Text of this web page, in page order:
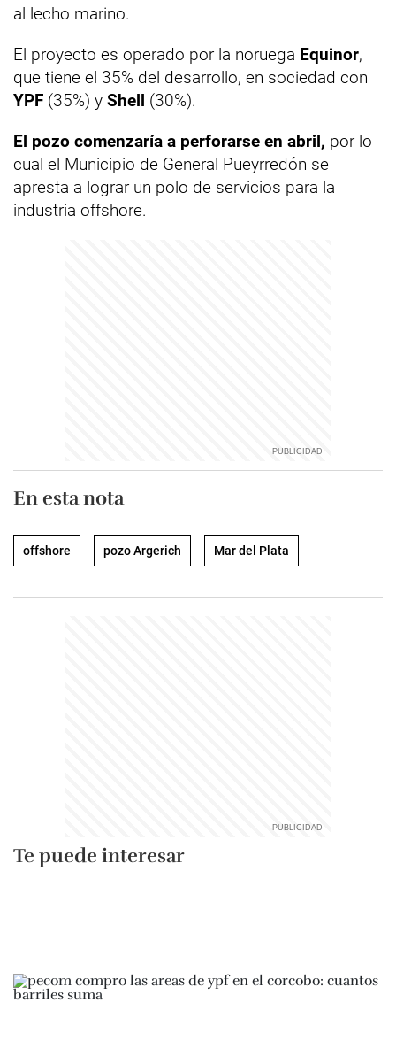
al lecho marino.
El proyecto es operado por la noruega Equinor,
que tiene el 35% del desarrollo, en sociedad con
YPF (35%) y Shell (30%).
El pozo comenzaría a perforarse en abril, por lo
cual el Municipio de General Pueyrredón se
apresta a lograr un polo de servicios para la
industria offshore.
En esta nota
offshore pozo Argerich Mar del Plata
Te puede interesar